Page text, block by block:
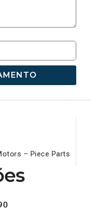
– Piece Parts